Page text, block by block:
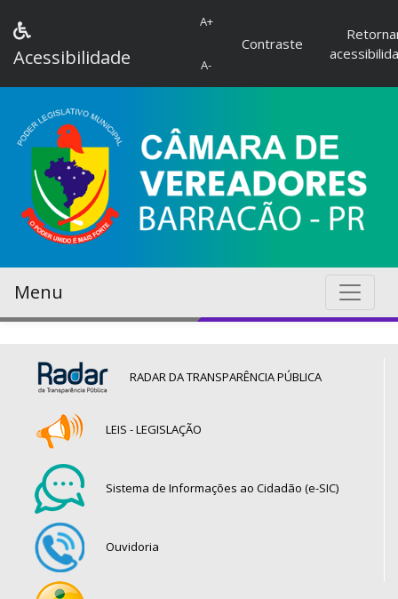
Acessibilidade
A+
A-
Contraste
Menu
RADAR DA TRANSPARÊNCIA PÚBLICA
LEIS - LEGISLAÇÃO
Sistema de Informações ao Cidadão (e-SIC)
Ouvidoria